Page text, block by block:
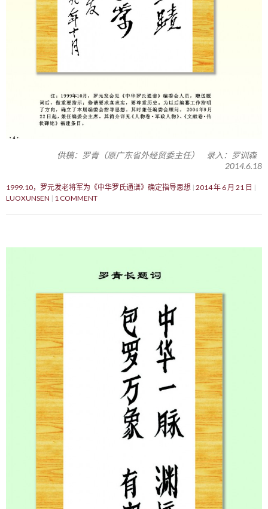
供稿：罗青（原广东省外经贸委主任） 录入：罗训森
2014.6.18
1999.10，罗元发老将军为《中华罗氏通谱》确定指导思想 2014 年 6 月 21 日
LUOXUNSEN
1 COMMENT